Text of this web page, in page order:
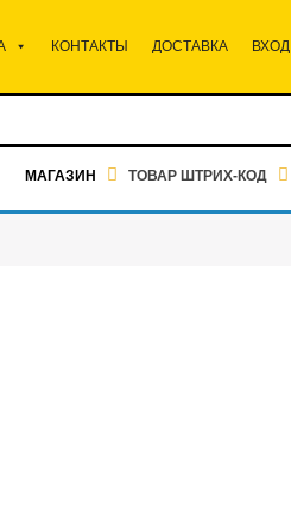
КОНТАКТЫ ДОСТАВКА ВХОД
МАГАЗИН ТОВАР ШТРИХ-КОД